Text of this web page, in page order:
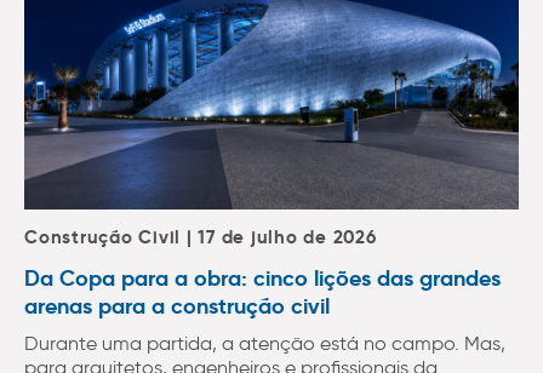
Construção Civil | 17 de julho de 2026
Da Copa para a obra: cinco lições das grandes
arenas para a construção civil
Durante uma partida, a atenção está no campo. Mas,
para arquitetos, engenheiros e profissionais da